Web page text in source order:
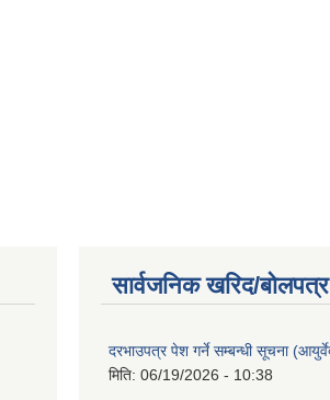
सार्वजनिक खरिद/
दरभाउपत्र पेश गर्ने सम्बन्धी सूचना
मिति: 06/19/2026 - 10:38